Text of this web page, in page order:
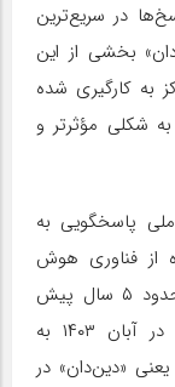
در سریع‌ترین
بخشی از این
به کارگیری شده
شکلی مؤثرتر و
پاسخگویی به
از فناوری هوش
مصنوعی در پاسخگویی به سوالات دینی از حدود ۵ سال پیش
آغاز شد و بعد از مدتی تلاش و کوشش در آبان ۱۴۰۳ به
«دین‌دان» در